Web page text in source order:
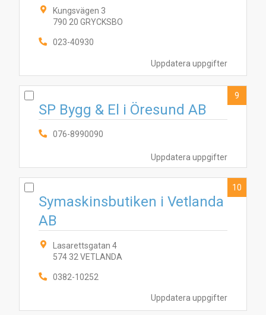
Uppdatera uppgifter
Kungsvägen 3
790 20 GRYCKSBO
023-40930
Uppdatera uppgifter
SP Bygg & El i Öresund AB
076-8990090
9
Uppdatera uppgifter
Symaskinsbutiken i Vetlanda
AB
Lasarettsgatan 4
574 32 VETLANDA
0382-10252
10